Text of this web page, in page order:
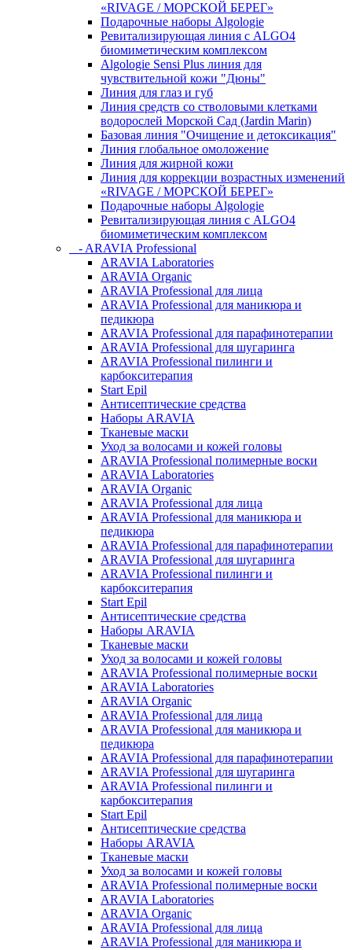
«RIVAGE / МОРСКОЙ БЕРЕГ»
Подарочные наборы Algologie
Ревитализирующая линия с ALGO4
биомиметическим комплексом
Algologie Sensi Plus линия для
чувcтвительной кожи "Дюны"
Линия для глаз и губ
Линия средств со стволовыми клетками
водорослей Морской Сад (Jardin Marin)
Базовая линия "Очищение и детоксикация"
Линия глобальное омоложение
Линия для жирной кожи
Линия для коррекции возрастных изменений
«RIVAGE / МОРСКОЙ БЕРЕГ»
Подарочные наборы Algologie
Ревитализирующая линия с ALGO4
биомиметическим комплексом
- ARAVIA Professional
ARAVIA Laboratories
ARAVIA Organic
ARAVIA Professional для лица
ARAVIA Professional для маникюра и
педикюра
ARAVIA Professional для парафинотерапии
ARAVIA Professional для шугаринга
ARAVIA Professional пилинги и
карбокситерапия
Start Epil
Антисептические средства
Наборы ARAVIA
Тканевые маски
Уход за волосами и кожей головы
ARAVIA Professional полимерные воски
ARAVIA Laboratories
ARAVIA Organic
ARAVIA Professional для лица
ARAVIA Professional для маникюра и
педикюра
ARAVIA Professional для парафинотерапии
ARAVIA Professional для шугаринга
ARAVIA Professional пилинги и
карбокситерапия
Start Epil
Антисептические средства
Наборы ARAVIA
Тканевые маски
Уход за волосами и кожей головы
ARAVIA Professional полимерные воски
ARAVIA Laboratories
ARAVIA Organic
ARAVIA Professional для лица
ARAVIA Professional для маникюра и
педикюра
ARAVIA Professional для парафинотерапии
ARAVIA Professional для шугаринга
ARAVIA Professional пилинги и
карбокситерапия
Start Epil
Антисептические средства
Наборы ARAVIA
Тканевые маски
Уход за волосами и кожей головы
ARAVIA Professional полимерные воски
ARAVIA Laboratories
ARAVIA Organic
ARAVIA Professional для лица
ARAVIA Professional для маникюра и